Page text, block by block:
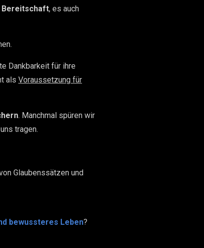
Bereitschaft, es auch
Dankbarkeit für ihre
als Voraussetzung für
. Manchmal spüren wir
tragen.
Glaubenssätzen und
bewussteres Leben?